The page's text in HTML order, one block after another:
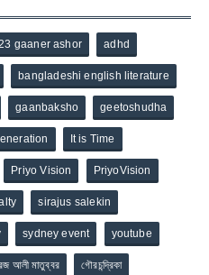
gaaner ashor adhd
bangladeshi english literature
gaanbaksho geetoshudha
It is Time
Priyo Vision PriyoVision
sirajus salekin
sydney event youtube
আলী মাতুব্বর গৌরচন্দ্রিকা